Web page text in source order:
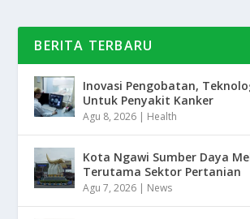
BERITA TERBARU
Inovasi Pengobatan,
Untuk Penyakit Kanker
Agu 8, 2026 | Health
Kota Ngawi Sumber Daya
Terutama Sektor Pertanian
Agu 7, 2026 | News